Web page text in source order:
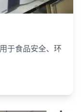
于食品安全、环